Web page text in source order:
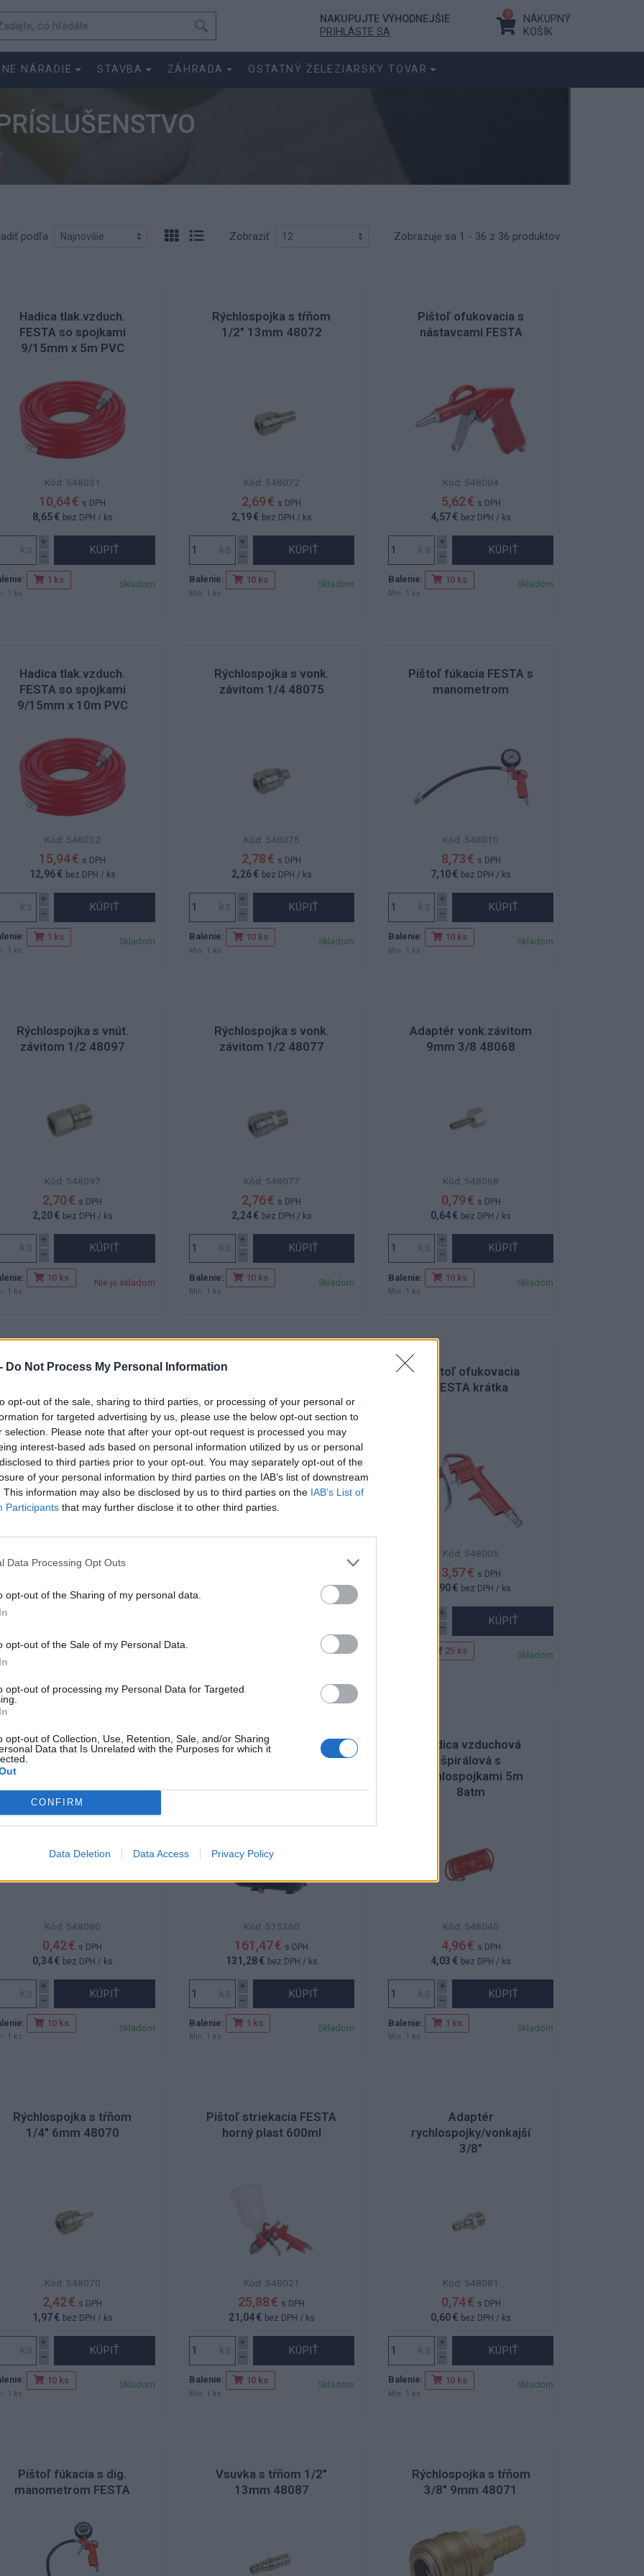
Do Not Process My Personal Information
opt-out of the sale, sharing to third parties, or processing of your personal or
for targeted advertising by us, please use the below opt-out section to
selection. Please note that after your opt-out request is processed you may
interest-based ads based on personal information utilized by us or personal
to third parties prior to your opt-out. You may separately opt-out of the
of your personal information by third parties on the IAB’s list of downstream
This information may also be disclosed by us to third parties on the IAB’s List of
Participants that may further disclose it to other third parties.
Data Processing Opt Outs
opt-out of the Sharing of my personal data.
opt-out of the Sale of my Personal Data.
opt-out of processing my Personal Data for Targeted
opt-out of Collection, Use, Retention, Sale, and/or Sharing
Data that Is Unrelated with the Purposes for which it
CONFIRM
Data Deletion Data Access Privacy Policy
NAKUPUJTE VÝHODNEJŠIE
PRIHLÁSTE SA
0
NÁKUPNÝ
KOŠÍK
NÁRADIE STAVBA ZÁHRADA OSTATNÝ ŽELEZIARSKY TOVAR
podľa Zobraziť Zobrazuje sa 1 - 36 z 36 produktov
Hadica tlak.vzduch.
FESTA so spojkami
9/15mm x 5m PVC
Kód: 548031
10,64 € s DPH
8,65 € bez DPH / ks
KÚPIŤ
1 ks
1 ks
Skladom
Rýchlospojka s tŕňom
1/2" 13mm 48072
Kód: 548072
2,69 € s DPH
2,19 € bez DPH / ks
KÚPIŤ
Balenie: 10 ks
Min. 1 ks
Skladom
Pištoľ ofukovacia s
nástavcami FESTA
Kód: 548004
5,62 € s DPH
4,57 € bez DPH / ks
KÚPIŤ
Balenie: 10 ks
Min. 1 ks
Skladom
Hadica tlak.vzduch.
FESTA so spojkami
9/15mm x 10m PVC
Kód: 548032
15,94 € s DPH
12,96 € bez DPH / ks
KÚPIŤ
1 ks
1 ks
Skladom
Rýchlospojka s vonk.
závitom 1/4 48075
Kód: 548075
2,78 € s DPH
2,26 € bez DPH / ks
KÚPIŤ
Balenie: 10 ks
Min. 1 ks
Skladom
Pištoľ fúkacia FESTA s
manometrom
Kód: 548010
8,73 € s DPH
7,10 € bez DPH / ks
KÚPIŤ
Balenie: 10 ks
Min. 1 ks
Skladom
Rýchlospojka s vnút.
závitom 1/2 48097
Kód: 548097
2,70 € s DPH
2,20 € bez DPH / ks
KÚPIŤ
10 ks
1 ks
Nie je skladom
Rýchlospojka s vonk.
závitom 1/2 48077
Kód: 548077
2,76 € s DPH
2,24 € bez DPH / ks
KÚPIŤ
Balenie: 10 ks
Min. 1 ks
Skladom
Adaptér vonk.závitom
9mm 3/8 48068
Kód: 548068
0,79 € s DPH
0,64 € bez DPH / ks
KÚPIŤ
Balenie: 10 ks
Min. 1 ks
Skladom
Hadica vzduchová
rýchlospojkami 10m
8atm
1 ks
1 ks
Pištoľ ofukovacia
Skladom
Pištoľ ofukovacia
FESTA krátka
Kód: 548005
3,57 € s DPH
2,90 € bez DPH / ks
KÚPIŤ
25 ks Skladom
Adaptér
rychlospojky/vonkajší
Kód: 548080
0,42 € s DPH
0,34 € bez DPH / ks
KÚPIŤ
10 ks
1 ks
Skladom
Kompresor FESTA
Kód: 535360
161,47 € s DPH
131,28 € bez DPH / ks
KÚPIŤ
Balenie: 1 ks
Min. 1 ks
Skladom
Hadica vzduchová
špirálová s
rýchlospojkami 5m
8atm
Kód: 548040
4,96 € s DPH
4,03 € bez DPH / ks
KÚPIŤ
Balenie: 1 ks
Min. 1 ks
Skladom
Rýchlospojka s tŕňom
1/4" 6mm 48070
Kód: 548070
2,42 € s DPH
1,97 € bez DPH / ks
KÚPIŤ
10 ks
1 ks
Skladom
Pištoľ striekacia FESTA
horný plast 600ml
Kód: 548021
25,88 € s DPH
21,04 € bez DPH / ks
KÚPIŤ
Balenie: 10 ks
Min. 1 ks
Skladom
Adaptér
rychlospojky/vonkajší
3/8"
Kód: 548081
0,74 € s DPH
0,60 € bez DPH / ks
KÚPIŤ
Balenie: 10 ks
Min. 1 ks
Skladom
Pištoľ fúkacia s dig.
manometrom FESTA
Vsuvka s tŕňom 1/2"
13mm 48087
Rýchlospojka s tŕňom
3/8" 9mm 48071